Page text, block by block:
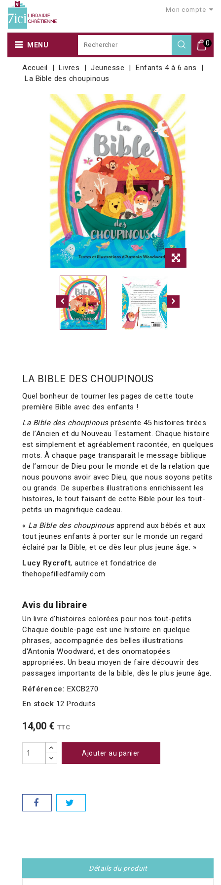
Mon compte
0
MENU
Accueil Livres Jeunesse
Enfants 4 à 6 ans
La Bible des choupinous
LA BIBLE DES CHOUPINOUS
Quel bonheur de tourner les pages de cette toute
première Bible avec des enfants !
La Bible des choupinousprésente 45 histoires tirées
de l’Ancien et du Nouveau Testament. Chaque histoire
est simplement et agréablement racontée, en quelques
mots. À chaque page transparaît le message biblique
de l’amour de Dieu pour le monde et de la relation que
nous pouvons avoir avec Dieu, que nous soyons petits
ou grands. De superbes illustrations enrichissent les
histoires, le tout faisant de cette Bible pour les tout-
petits un magnifique cadeau.
« La Bible des choupinousapprend aux bébés et aux
tout jeunes enfants à porter sur le monde un regard
éclairé par la Bible, et ce dès leur plus jeune âge. »
Lucy Rycroft, autrice et fondatrice de
thehopefilledfamily.com
Avis du libraire
Un livre d'histoires colorées pour nos tout-petits.
Chaque double-page est une histoire en quelque
phrases, accompagnée des belles illustrations
d'Antonia Woodward, et des onomatopées
appropriées. Un beau moyen de faire découvrir des
passages importants de la bible, dès le plus jeune âge.
Référence: EXCB270
En stock 12 Produits
14,00 € TTC
Ajouter au panier
Détails du produit